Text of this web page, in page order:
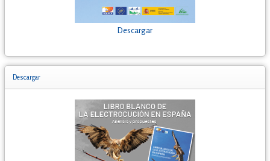
Descargar
Descargar